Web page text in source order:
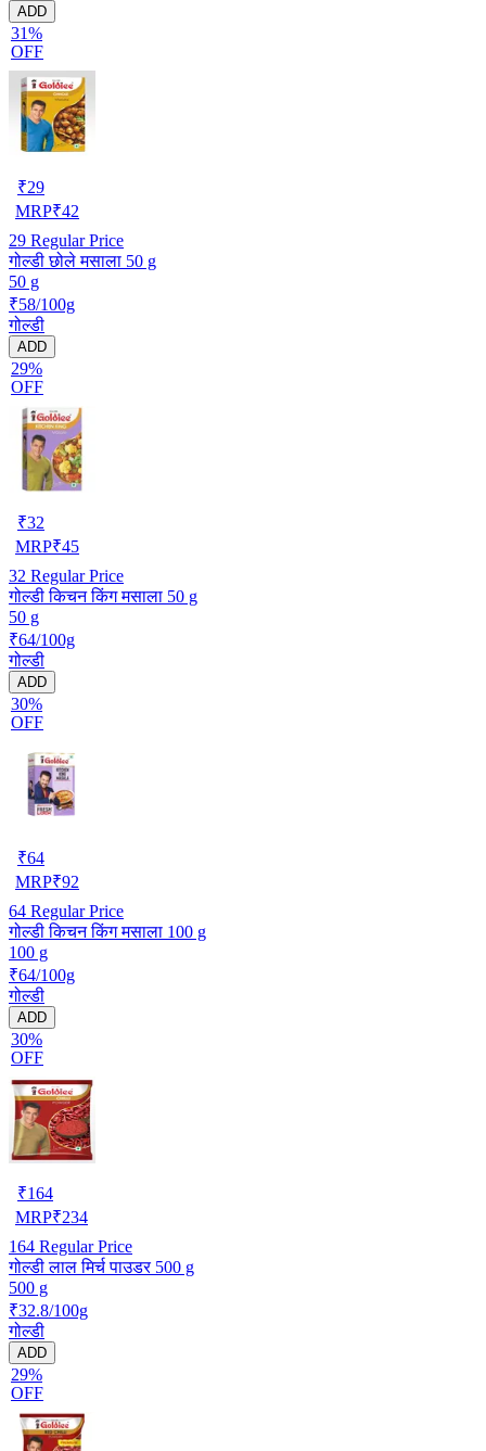
ADD
31%
OFF
₹29
MRP₹42
29 Regular Price
गोल्डी छोले मसाला 50 g
50 g
₹58/100g
गोल्डी
ADD
29%
OFF
₹32
MRP₹45
32 Regular Price
गोल्डी किचन किंग मसाला 50 g
50 g
₹64/100g
गोल्डी
ADD
30%
OFF
₹64
MRP₹92
64 Regular Price
गोल्डी किचन किंग मसाला 100 g
100 g
₹64/100g
गोल्डी
ADD
30%
OFF
₹164
MRP₹234
164 Regular Price
गोल्डी लाल मिर्च पाउडर 500 g
500 g
₹32.8/100g
गोल्डी
ADD
29%
OFF